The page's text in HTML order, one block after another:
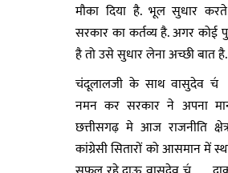
मौका दिया है. भूल सुधार
सरकार का कर्तव्य है. अगर कोई
है तो उसे सुधार लेना अच्छी बात है.
चंदूलालजी के साथ वासुदेव
नमन कर सरकार ने अपना
छत्तीसगढ़ मे आज राजनीति
कांग्रेसी सितारों को आसमान में